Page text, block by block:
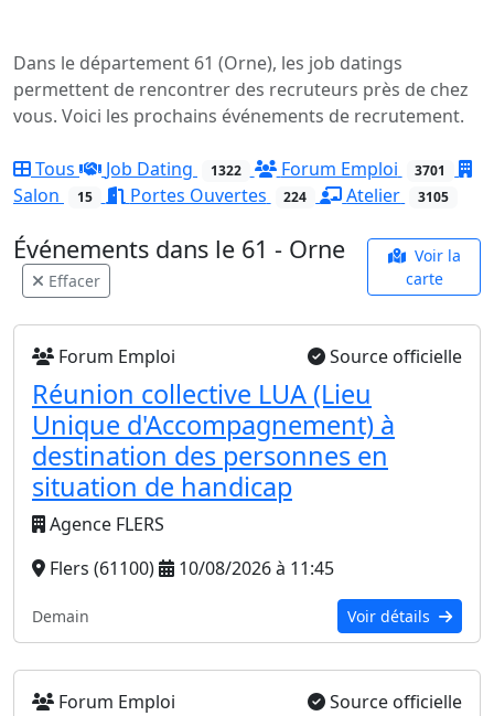
Dans le département 61 (Orne), les job datings
permettent de rencontrer des recruteurs près de chez
vous. Voici les prochains événements de recrutement.
Tous Job Dating 1322 Forum Emploi 3701
Salon 15 Portes Ouvertes 224 Atelier 3105
Événements dans le 61 - Orne
Effacer
Voir la
carte
Forum Emploi Source officielle
Réunion collective LUA (Lieu
Unique d'Accompagnement) à
destination des personnes en
situation de handicap
Agence FLERS
Flers (61100)
10/08/2026 à 11:45
Demain Voir détails
Forum Emploi Source officielle